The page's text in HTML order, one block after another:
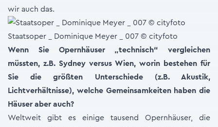
wir auch das.
Staatsoper _ Dominique Meyer _ 007 © cityfoto
Wenn Sie Opernhäuser „technisch“ vergleichen
müssten, z.B. Sydney versus Wien, worin bestehen für
Sie die größten Unterschiede (z.B. Akustik,
Lichtverhältnisse), welche Gemeinsamkeiten haben die
Häuser aber auch?
Weltweit gibt es einige tausend Opernhäuser, die